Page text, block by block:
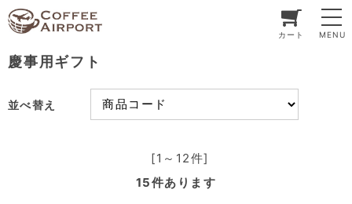
カート MENU
慶事用ギフト
並べ替え
[1～12件]
15件あります